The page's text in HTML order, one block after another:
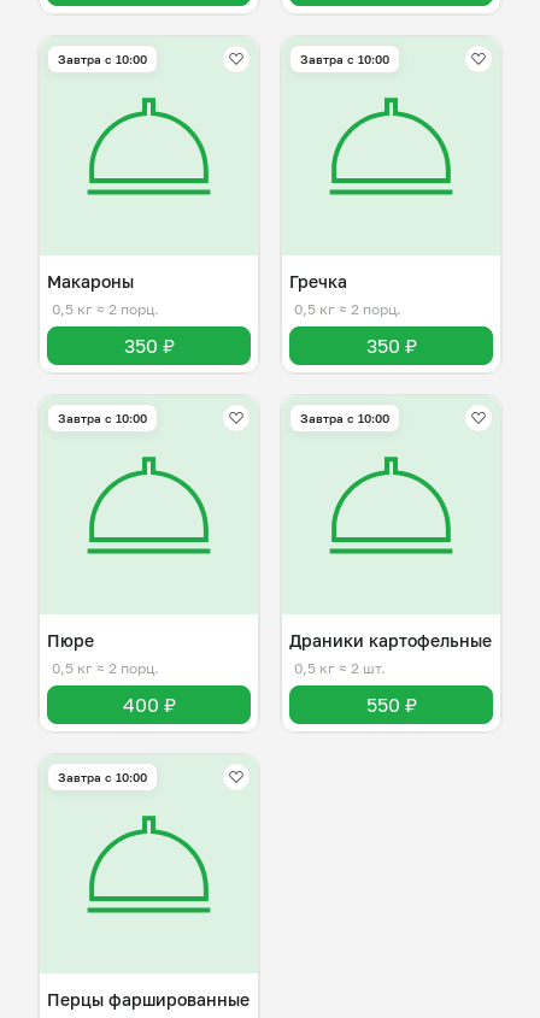
Завтра c 10:00
Макароны
0,5 кг ≈ 2 порц.
350 ₽
Завтра c 10:00
Гречка
0,5 кг ≈ 2 порц.
350 ₽
Завтра c 10:00
Пюре
0,5 кг ≈ 2 порц.
400 ₽
Завтра c 10:00
Драники картофельные
0,5 кг ≈ 2 шт.
550 ₽
Завтра c 10:00
Перцы фаршированные